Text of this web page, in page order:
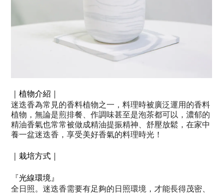
｜植物介紹｜
迷迭香為常見的香料植物之一，料理時被廣泛運用的香料
植物，無論是煎排餐、作調味甚至是泡茶都可以，濃郁的
精油香氣也常常被做成精油提振精神、舒壓放鬆，在家中
養一盆迷迭香，享受美好香氣的料理時光！
｜栽培方式｜
『光線環境』
全日照。迷迭香需要有足夠的日照環境，才能長得茂密、